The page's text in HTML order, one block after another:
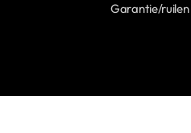
Garantie/ruilen